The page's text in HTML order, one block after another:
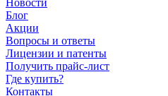
Новости
Блог
Акции
Вопросы и ответы
Лицензии и патенты
Получить прайс-лист
Где купить?
Контакты